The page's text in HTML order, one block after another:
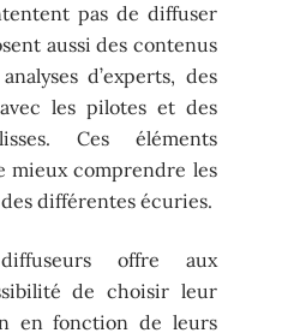
pas de diffuser
aussi des contenus
d’experts, des
les pilotes et des
Ces éléments
mieux comprendre les
différentes écuries.
offre aux
de choisir leur
en fonction de leurs